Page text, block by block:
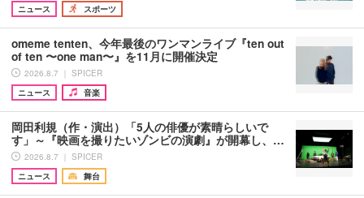
ニュース
スポーツ
omeme tenten、今年最後のワンマンライブ『ten out
of ten 〜one man〜』を11月に開催決定
2026.8.7 ｜ SPICER
ニュース
音楽
岡田利規（作・演出）「5人の俳優が素晴らしいで
す」～『映画を撮りたいゾンビの演劇』が開幕し、…
2026.8.7 ｜ SPICER
ニュース
舞台